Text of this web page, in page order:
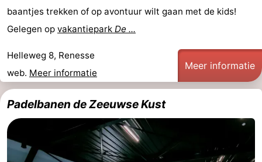
baantjes trekken of op avontuur wilt gaan met de kids!
Gelegen op vakantiepark De ...
Helleweg 8, Renesse
web. Meer informatie
Meer informatie
Padelbanen de Zeeuwse Kust